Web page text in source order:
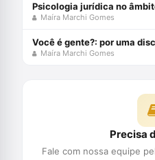
Maíra Marchi Gomes
Maíra Marchi Gomes
Precisa
Fale com nossa equipe